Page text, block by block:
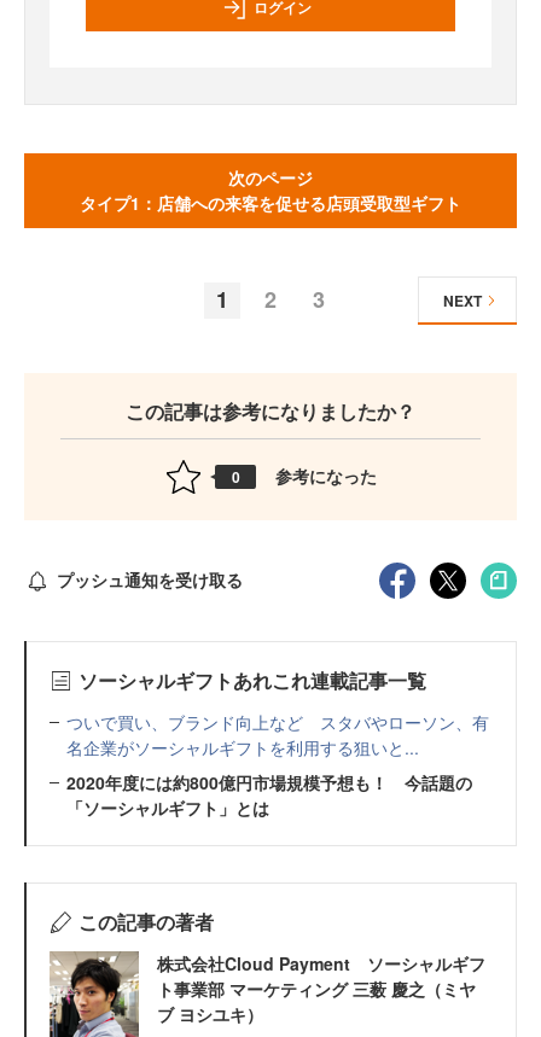
ログイン
次のページ
タイプ1：店舗への来客を促せる店頭受取型ギフト
1 2 3 NEXT
この記事は参考になりましたか？
0 参考になった
プッシュ通知を受け取る
ソーシャルギフトあれこれ連載記事一覧
ついで買い、ブランド向上など スタバやローソン、有
名企業がソーシャルギフトを利用する狙いと...
2020年度には約800億円市場規模予想も！ 今話題の
「ソーシャルギフト」とは
この記事の著者
株式会社Cloud Payment ソーシャルギフ
ト事業部 マーケティング 三薮 慶之（ミヤ
ブ ヨシユキ）